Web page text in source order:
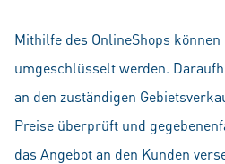
Mithilfe des OnlineShops
umgeschlüsselt werden.
an den zuständigen
Preise überprüft und
das Angebot an den Kunden